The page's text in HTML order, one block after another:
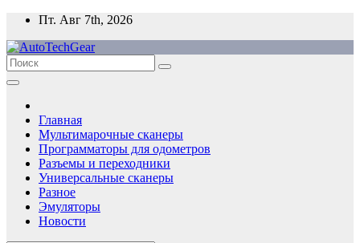
Перейти
содержимому
Пт. Авг 7th, 2026
Главная
Мультимарочные сканеры
Программаторы для одометров
Разъемы и переходники
Универсальные сканеры
Разное
Эмуляторы
Новости